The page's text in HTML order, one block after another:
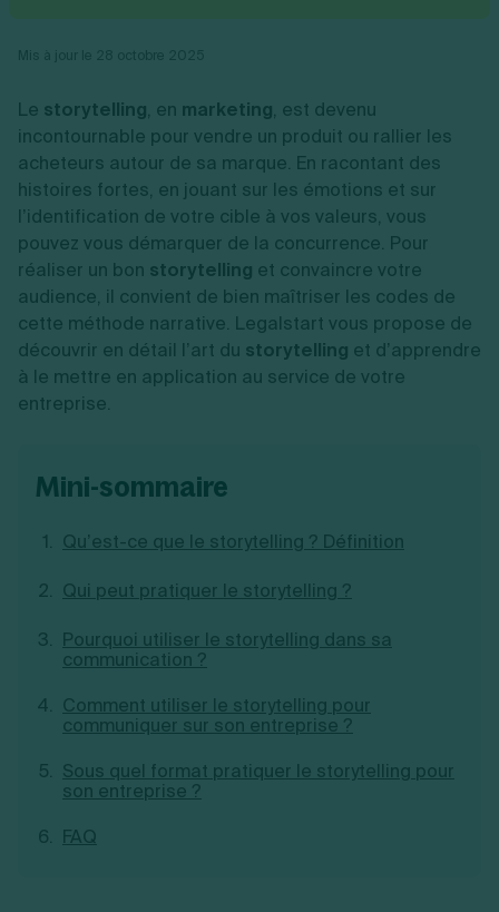
Transport
Autres
Ressources
Simulateur de choix de forme juridique
Calcul de charges sociales
Estimation du coût de création
Calcul d'éligibilité à l'ACRE
Vérification de la disponibilité du nom d'entreprise
Générateur de mentions légales
Gérer son entreprise
Gestion comptable
Approbation des comptes
Dépôt de marque
Recherche d'antériorité
Protection des créations
Confidentialité de l'adresse du dirigeant
Fermer son entreprise
Radiation auto entrepreneur
Mise en sommeil
Dissolution-liquidation
Conseil/finance
Vente en ligne
Services aux entreprises
Construction/travaux
Restauration
Commerce
Transport
Autres
Par fonctionnalité
Logiciel de facturation
Logiciel de comptabilité
Gestion des achats
Par besoin
Je suis autonome
Découvrez notre cabinet d'expertise
comptable LS Compta
Fiches SCI
Fiches auto-entrepreneur
Fiches association
Toutes les fiches sur la création
Autres démarches
Gestion d’entreprise
Fermeture d’entreprise
Exercice d’un métier
Recouvrement de factures
Gérer ses salariés
Sélection de fiches pratiques
Création de micro-entreprise
Devenir auto entrepreneur
Création de SASU
Création de SAS
Création d'association
Aides à la création d’entreprise
Fermeture d’une entreprise
Création d'entreprise
Le storytelling, en marketing, est devenu
incontournable pour vendre un produit ou rallier les
acheteurs autour de sa marque. En racontant des
histoires fortes, en jouant sur les émotions et sur
l’identification de votre cible à vos valeurs, vous
pouvez vous démarquer de la concurrence. Pour
réaliser un bon storytelling et convaincre votre
audience, il convient de bien maîtriser les codes de
cette méthode narrative. Legalstart vous propose de
découvrir en détail l’art du storytelling et d’apprendre
à le mettre en application au service de votre
entreprise.
mini-sommaire
Qu’est-ce que le storytelling ? Définition
Qui peut pratiquer le storytelling ?
Pourquoi utiliser le storytelling dans sa
communication ?
Comment utiliser le storytelling pour
communiquer sur son entreprise ?
Sous quel format pratiquer le storytelling pour
son entreprise ?
FAQ